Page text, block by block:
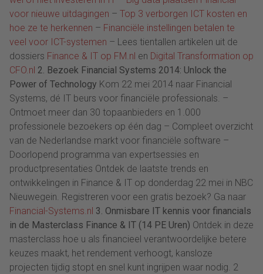
voor nieuwe uitdagingen – Top 3 verborgen ICT kosten en
hoe ze te herkennen – Financiële instellingen betalen te
veel voor ICT-systemen – Lees tientallen artikelen uit de
dossiers Finance & IT op FM.nl en Digital Transformation op
CFO.nl 2. Bezoek Financial Systems 2014: Unlock the
Power of Technology Kom 22 mei 2014 naar Financial
Systems, dé IT beurs voor financiële professionals. –
Ontmoet meer dan 30 topaanbieders en 1.000
professionele bezoekers op één dag – Compleet overzicht
van de Nederlandse markt voor financiële software –
Doorlopend programma van expertsessies en
productpresentaties Ontdek de laatste trends en
ontwikkelingen in Finance & IT op donderdag 22 mei in NBC
Nieuwegein. Registreren voor een gratis bezoek? Ga naar
Financial-Systems.nl 3. Onmisbare IT kennis voor financials
in de Masterclass Finance & IT (14 PE Uren) Ontdek in deze
masterclass hoe u als financieel verantwoordelijke betere
keuzes maakt, het rendement verhoogt, kansloze
projecten tijdig stopt en snel kunt ingrijpen waar nodig. 2